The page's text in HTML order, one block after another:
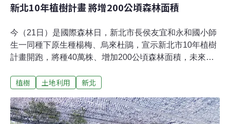
新北10年植樹計畫 將增200公頃森林面積
今（21日）是國際森林日，新北市長侯友宜和永和國小師
生一同種下原生種楊梅、烏來杜鵑，宣示新北市10年植樹
計畫開跑，將種40萬株、增加200公頃森林面積，未來每
Trillion Tree Campaign，新北市政府規劃10年植樹願景，
在全新北市至少40所學校推動「校園生態植樹計畫」，營
造校園生物多樣性環境。新北市政府農業局表示，楊梅是
植樹 土地利用 新北